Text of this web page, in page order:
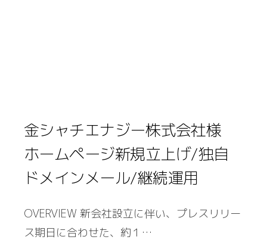
金シャチエナジー株式会社様
ホームページ新規立上げ/独自
ドメインメール/継続運用
OVERVIEW 新会社設立に伴い、プレスリリー
ス期日に合わせた、約１…